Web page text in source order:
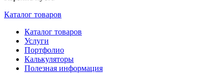
Каталог товаров
Каталог товаров
Услуги
Портфолио
Калькуляторы
Полезная информация